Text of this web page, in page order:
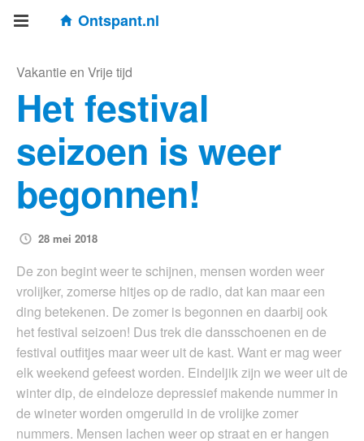
Ontspant.nl
Vakantie en Vrije tijd
Het festival
seizoen is weer
begonnen!
28 mei 2018
De zon begint weer te schijnen, mensen worden weer
vrolijker, zomerse hitjes op de radio, dat kan maar een
ding betekenen. De zomer is begonnen en daarbij ook
het festival seizoen! Dus trek die dansschoenen en de
festival outfitjes maar weer uit de kast. Want er mag weer
elk weekend gefeest worden. Eindeljik zijn we weer uit de
winter dip, de eindeloze depressief makende nummer in
de wineter worden omgeruild in de vrolijke zomer
nummers. Mensen lachen weer op straat en er hangen